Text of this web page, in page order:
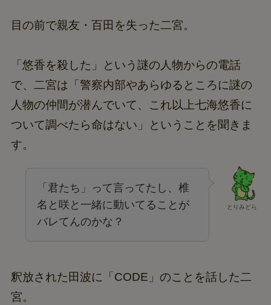
目の前で親友・百田を失った二宮。
「悠香を殺した」という謎の人物からの電話
で、二宮は「警察内部やあらゆるところに謎の
人物の仲間が潜んでいて、これ以上七海悠香に
ついて調べたら命はない」ということを聞きま
す。
とりみどら
「君たち」って言ってたし、椎
名と咲と一緒に動いてることが
バレてんのかな？
釈放された田波に「CODE」のことを話した二
宮。